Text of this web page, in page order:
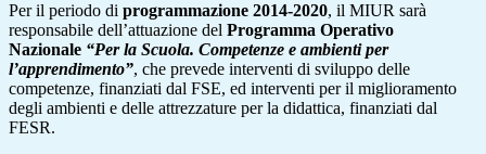
Per il periodo di programmazione 2014-2020, il MIUR sarà
responsabile dell’attuazione del Programma Operativo
Nazionale “Per la Scuola. Competenze e ambienti per
l’apprendimento”, che prevede interventi di sviluppo delle
competenze, finanziati dal FSE, ed interventi per il miglioramento
degli ambienti e delle attrezzature per la didattica, finanziati dal
FESR.